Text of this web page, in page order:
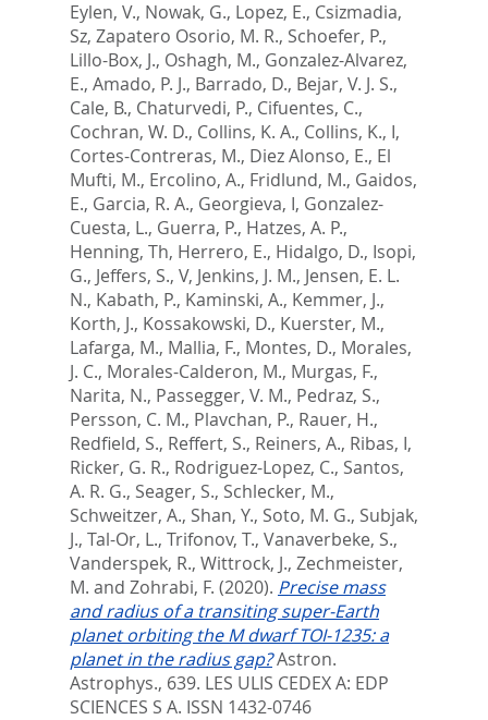
Eylen, V., Nowak, G., Lopez, E., Csizmadia,
Sz, Zapatero Osorio, M. R., Schoefer, P.,
Lillo-Box, J., Oshagh, M., Gonzalez-Alvarez,
E., Amado, P. J., Barrado, D., Bejar, V. J. S.,
Cale, B., Chaturvedi, P., Cifuentes, C.,
Cochran, W. D., Collins, K. A., Collins, K., I,
Cortes-Contreras, M., Diez Alonso, E., El
Mufti, M., Ercolino, A., Fridlund, M., Gaidos,
E., Garcia, R. A., Georgieva, I, Gonzalez-
Cuesta, L., Guerra, P., Hatzes, A. P.,
Henning, Th, Herrero, E., Hidalgo, D., Isopi,
G., Jeffers, S., V, Jenkins, J. M., Jensen, E. L.
N., Kabath, P., Kaminski, A., Kemmer, J.,
Korth, J., Kossakowski, D., Kuerster, M.,
Lafarga, M., Mallia, F., Montes, D., Morales,
J. C., Morales-Calderon, M., Murgas, F.,
Narita, N., Passegger, V. M., Pedraz, S.,
Persson, C. M., Plavchan, P., Rauer, H.,
Redfield, S., Reffert, S., Reiners, A., Ribas, I,
Ricker, G. R., Rodriguez-Lopez, C., Santos,
A. R. G., Seager, S., Schlecker, M.,
Schweitzer, A., Shan, Y., Soto, M. G., Subjak,
J., Tal-Or, L., Trifonov, T., Vanaverbeke, S.,
Vanderspek, R., Wittrock, J., Zechmeister,
M. and Zohrabi, F. (2020). Precise mass
and radius of a transiting super-Earth
planet orbiting the M dwarf TOI-1235: a
planet in the radius gap?Astron.
Astrophys., 639. LES ULIS CEDEX A: EDP
SCIENCES S A. ISSN 1432-0746